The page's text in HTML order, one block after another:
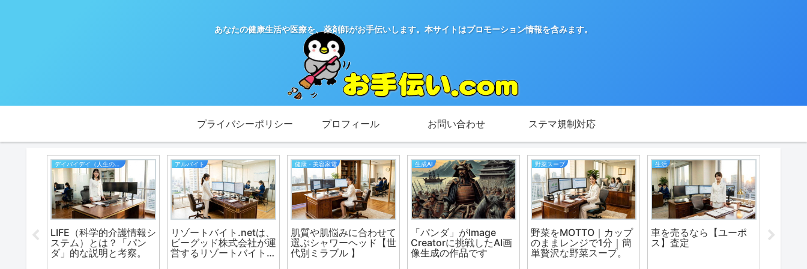
あなたの健康生活や医療を、薬剤師がお手伝いします。本サイトはプロモーション情報を含みます。
プライバシーポリシー プロフィール お問い合わせ ステマ規制対応
返却不
デイバイデイ（人生の散歩道）
LIFE（科学的介護情報シ
ステム）とは？「パン
ダ」的な説明と考察。
アルバイト
リゾートバイト.netは、
ビーグッド株式会社が運
営するリゾートバイト専
健康・美容家電
肌質や肌悩みに合わせて
選ぶシャワーヘッド【世
代別ミラブル 】
生成AI
「パンダ」がImage
Creatorに挑戦したAI画
像生成の作品です
野菜スープ
野菜をMOTTO｜カップ
のままレンジで1分｜簡
単贅沢な野菜スープ。
生活
車を売るなら【ユーポ
ス】査定
シンプ
テーマ